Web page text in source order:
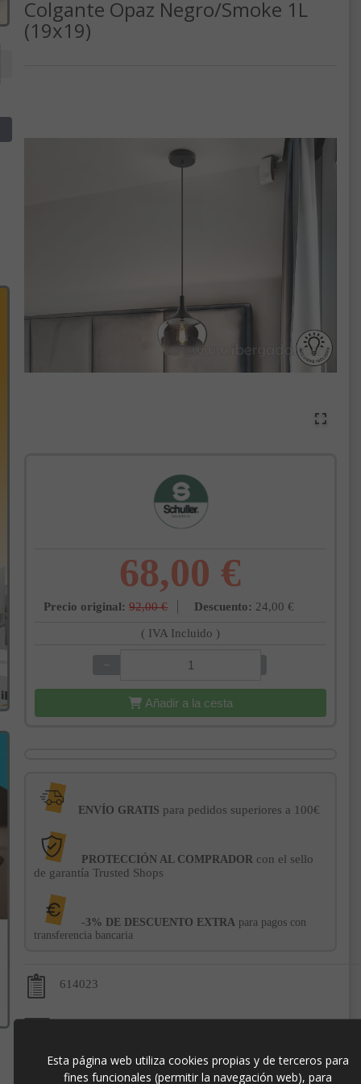
Colgante Opaz Negro/Smoke 1L
(19x19)
68,00 €
Precio original: 92,00 € Descuento: 24,00 €
( IVA Incluido )
−
Añadir a la cesta
ENVÍO GRATIS para pedidos superiores a 100€
PROTECCIÓN AL COMPRADOR con el sello
de garantía Trusted Shops
-3% DE DESCUENTO EXTRApara pagos con
transferencia bancaria
614023
Esta página web utiliza cookies propias y de terceros para
fines funcionales (permitir la navegación web), para